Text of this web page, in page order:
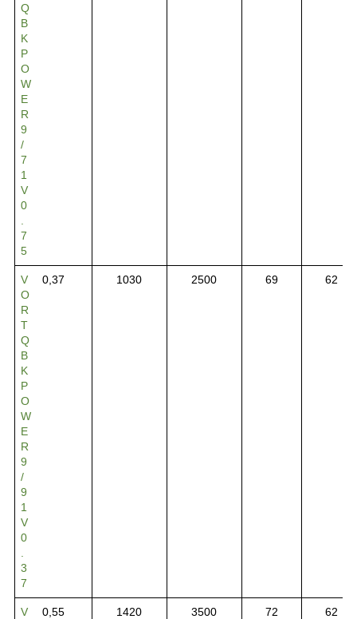
Q
B
K
P
O
W
E
R
9
/
7
1
V
0
7
5
V
O
R
T
Q
B
K
P
O
W
E
R
9
/
9
1
V
0
3
7
0,37 1030 2500 69 62
V
0,55 1420 3500 72 62